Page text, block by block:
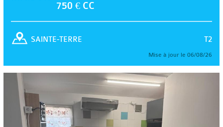
750 € CC
T2
SAINTE-TERRE
Mise à jour le 06/08/26